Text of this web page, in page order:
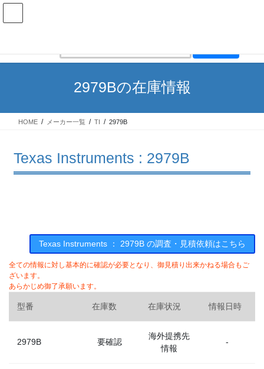
コ
ツ
ナ
シ
2979Bの在庫情報
HOME メーカー一覧 TI 2979B
Texas Instruments : 2979B
Texas Instruments ： 2979B の調査・見積依頼はこちら
全ての情報に対し基本的に確認が必要となり、御見積り出来かねる場合もご
ざいます。
あらかじめ御了承願います。
型番 在庫数 在庫状況 情報日時
2979B 要確認
海外提携先
情報
-